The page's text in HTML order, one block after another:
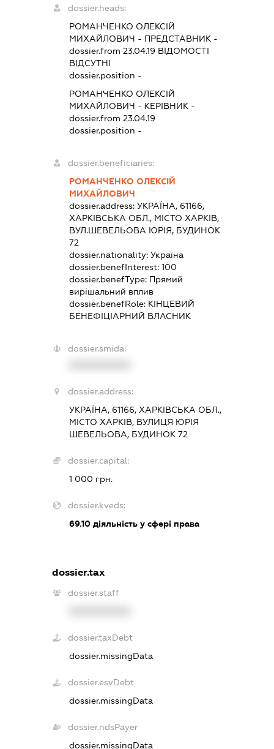
dossier.heads:
РОМАНЧЕНКО ОЛЕКСІЙ
МИХАЙЛОВИЧ - ПРЕДСТАВНИК -
dossier.from 23.04.19 ВІДОМОСТІ
ВІДСУТНІ
dossier.position -
РОМАНЧЕНКО ОЛЕКСІЙ
МИХАЙЛОВИЧ - КЕРІВНИК -
dossier.from 23.04.19
dossier.position -
dossier.beneficiaries:
РОМАНЧЕНКО ОЛЕКСІЙ
МИХАЙЛОВИЧ
dossier.address: УКРАЇНА, 61166,
ХАРКІВСЬКА ОБЛ., МІСТО ХАРКІВ,
ВУЛ.ШЕВЕЛЬОВА ЮРІЯ, БУДИНОК
72
dossier.nationality: Україна
dossier.benefInterest: 100
dossier.benefType: Прямий
вирішальний вплив
dossier.benefRole: КІНЦЕВИЙ
БЕНЕФІЦІАРНИЙ ВЛАСНИК
dossier.smida:
dossier.address:
УКРАЇНА, 61166, ХАРКІВСЬКА ОБЛ.,
МІСТО ХАРКІВ, ВУЛИЦЯ ЮРІЯ
ШЕВЕЛЬОВА, БУДИНОК 72
dossier.capital:
1 000 грн.
dossier.kveds:
69.10діяльність у сфері права
dossier.tax
dossier.staff
dossier.taxDebt
dossier.missingData
dossier.esvDebt
dossier.missingData
dossier.ndsPayer
dossier.missingData